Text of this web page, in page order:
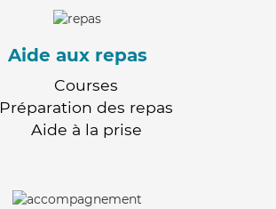
Aide aux repas
Courses
Préparation des repas
Aide à la prise